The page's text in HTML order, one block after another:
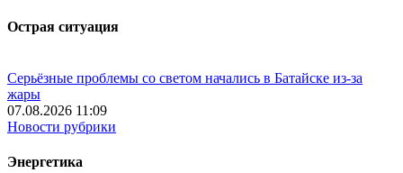
Острая ситуация
Серьёзные проблемы со светом начались в Батайске из-за
жары
07.08.2026 11:09
Новости рубрики
Энергетика